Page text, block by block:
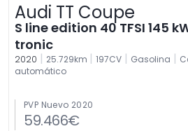
Audi TT Coupe
S line edition 40 TFSI 145
tronic
2020 | 25.729km | 197CV | Gasolina |
automático
PVP Nuevo 2020
59.466€